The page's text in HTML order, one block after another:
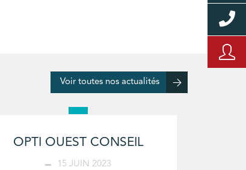
Voir toutes nos actualités
OPTI OUEST CONSEIL
15 JUIN 2023